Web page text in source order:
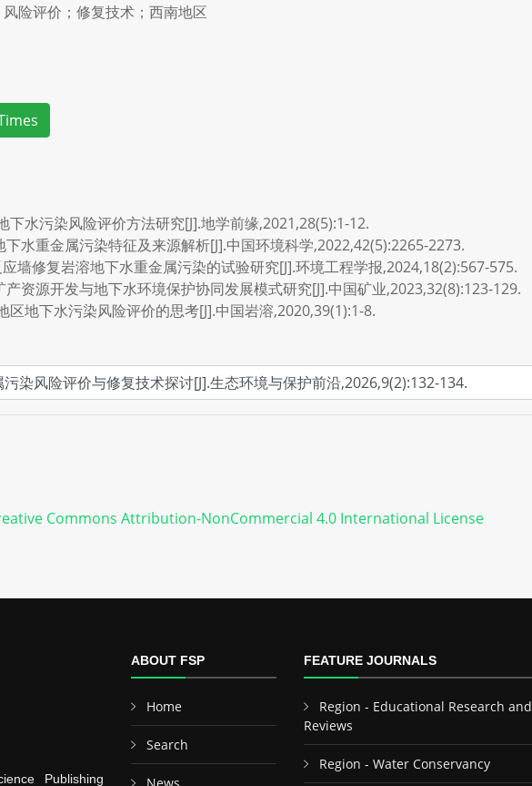
险评价；修复技术；西南地区
下水污染风险评价方法研究[J].地学前缘,2021,28(5):1-12.
水重金属污染特征及来源解析[J].中国环境科学,2022,42(5):2265-2273.
墙修复岩溶地下水重金属污染的试验研究[J].环境工程学报,2024,18(2):567-575.
资源开发与地下水环境保护协同发展模式研究[J].中国矿业,2023,32(8):123-129.
区地下水污染风险评价的思考[J].中国岩溶,2020,39(1):1-8.
Commons Attribution-NonCommercial 4.0 International License
Publishing
ABOUT FSP
Home
Search
FEATURE JOURNALS
Region - Educational Research and
Reviews
Region - Water Conservancy